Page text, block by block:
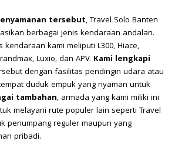
tersebut, Travel Solo Banten
berbagai jenis kendaraan andalan.
kendaraan kami meliputi L300, Hiace,
Luxio, dan APV. Kami lengkapi
dengan fasilitas pendingin udara atau
duduk empuk yang nyaman untuk
tambahan, armada yang kami miliki ini
melayani rute populer lain seperti Travel
penumpang reguler maupun yang
pribadi.